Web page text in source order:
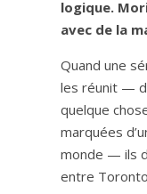
logique.
avec de la
Quand une
les réunit —
quelque
marquées
monde — ils
entre